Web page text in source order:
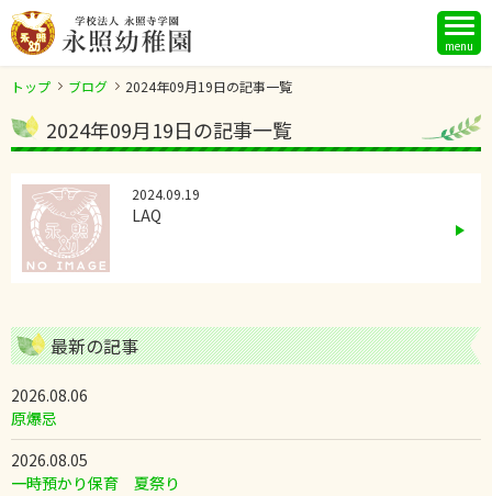
menu
トップ ブログ 2024年09月19日の記事一覧
2024年09月19日の記事一覧
2024.09.19
LAQ
最新の記事
2026.08.06
原爆忌
2026.08.05
一時預かり保育 夏祭り